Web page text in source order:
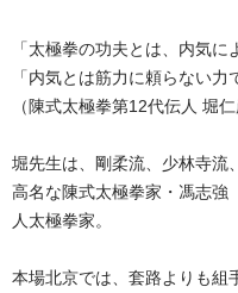
「太極拳の功夫とは、内気に
「内気とは筋力に頼らない力
（陳式太極拳第12代伝人 堀仁
堀先生は、剛柔流、少林寺流
高名な陳式太極拳家・馮志
人太極拳家。
本場北京では、套路よりも組